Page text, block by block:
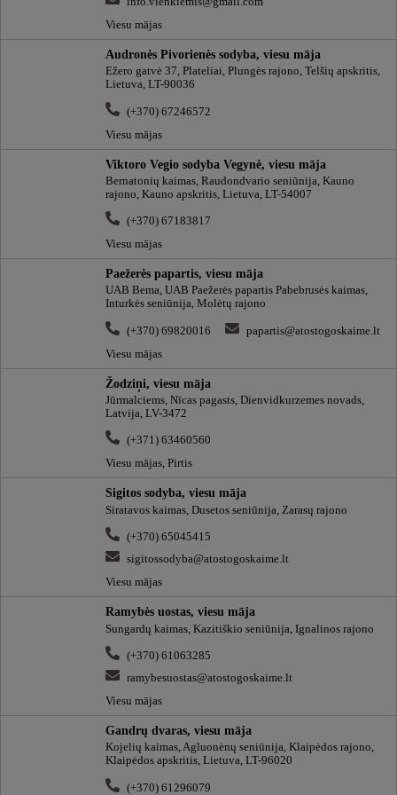
Viesu mājas
Audronės Pivorienės sodyba, viesu māja
Ežero gatvė 37, Plateliai, Plungės rajono, Telšių apskritis,
Lietuva, LT-90036
(+370) 67246572
Viesu mājas
Viktoro Vegio sodyba Vegynė, viesu māja
Bernatonių kaimas, Raudondvario seniūnija, Kauno
rajono, Kauno apskritis, Lietuva, LT-54007
(+370) 67183817
Viesu mājas
Paežerės papartis, viesu māja
UAB Bema, UAB Paežerės papartis Pabebrusės kaimas,
Inturkės seniūnija, Molėtų rajono
(+370) 69820016
papartis@atostogoskaime.lt
Viesu mājas
Žodziņi, viesu māja
Jūrmalciems, Nīcas pagasts, Dienvidkurzemes novads,
Latvija, LV-3472
(+371) 63460560
Viesu mājas, Pirtis
Sigitos sodyba, viesu māja
Siratavos kaimas, Dusetos seniūnija, Zarasų rajono
(+370) 65045415
sigitossodyba@atostogoskaime.lt
Viesu mājas
Ramybės uostas, viesu māja
Sungardų kaimas, Kazitiškio seniūnija, Ignalinos rajono
(+370) 61063285
ramybesuostas@atostogoskaime.lt
Viesu mājas
Gandrų dvaras, viesu māja
Kojelių kaimas, Agluonėnų seniūnija, Klaipėdos rajono,
Klaipėdos apskritis, Lietuva, LT-96020
(+370) 61296079